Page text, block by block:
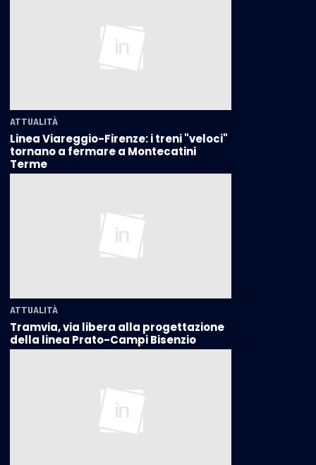
ATTUALITÀ
Linea Viareggio-Firenze: i treni "veloci"
tornano a fermare a Montecatini
Terme
ATTUALITÀ
Tramvia, via libera alla progettazione
della linea Prato-Campi Bisenzio